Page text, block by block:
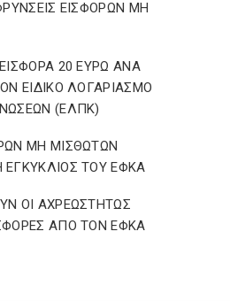
ΕΙΣΦΟΡΩΝ ΜΗ
20 ΕΥΡΩ ΑΝΑ
ΕΙΔΙΚΟ ΛΟΓΑΡΙΑΣΜΟ
(ΕΛΠΚ)
ΜΗ ΜΙΣΘΩΤΩΝ
ΤΟΥ ΕΦΚΑ
ΟΙ ΑΧΡΕΩΣΤΗΤΩΣ
ΑΠΟ ΤΟΝ ΕΦΚΑ